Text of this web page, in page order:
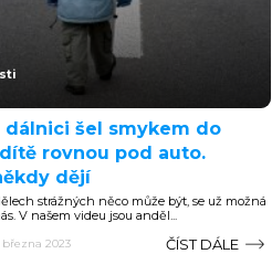
dálnici šel smykem do
rovnou pod auto.
dějí
strážných něco může být, se už možná
V našem videu jsou anděl...
března 2023 ČÍST DÁLE